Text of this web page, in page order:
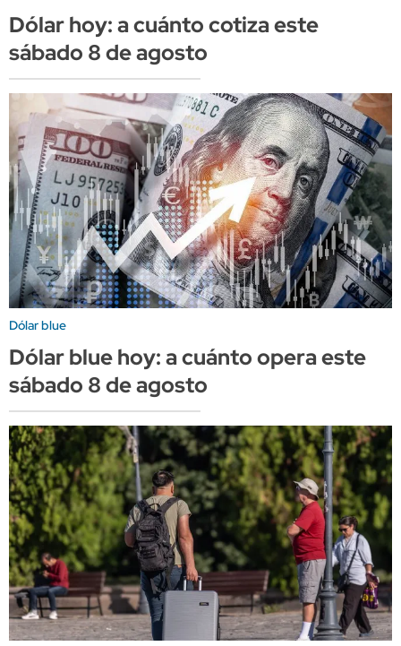
Dólar hoy: a cuánto cotiza este
sábado 8 de agosto
Dólar blue
Dólar blue hoy: a cuánto opera este
sábado 8 de agosto